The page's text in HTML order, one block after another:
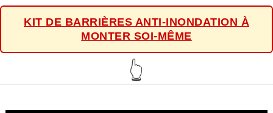
KIT DE BARRIÈRES ANTI-INONDATION À
MONTER SOI-MÊME
👆